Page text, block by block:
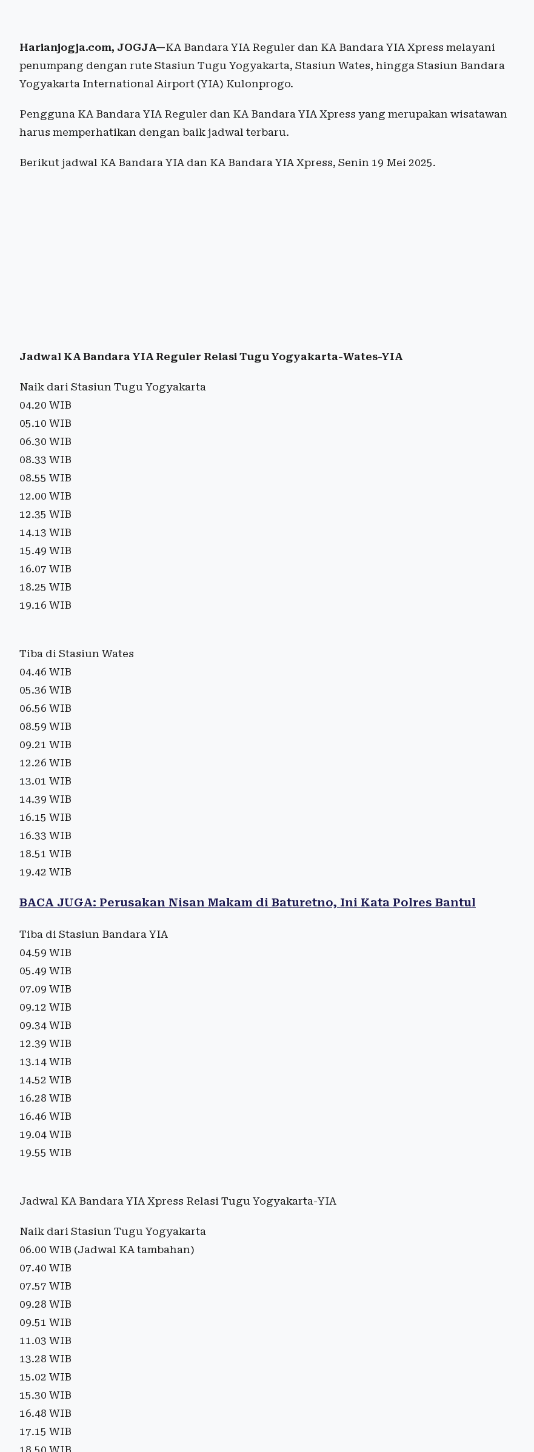
Harianjogja.com, JOGJA—KA Bandara YIA Reguler dan KA Bandara YIA Xpress melayani
penumpang dengan rute Stasiun Tugu Yogyakarta, Stasiun Wates, hingga Stasiun Bandara
Yogyakarta International Airport (YIA) Kulonprogo.
Pengguna KA Bandara YIA Reguler dan KA Bandara YIA Xpress yang merupakan wisatawan
harus memperhatikan dengan baik jadwal terbaru.
Berikut jadwal KA Bandara YIA dan KA Bandara YIA Xpress, Senin 19 Mei 2025.
Jadwal KA Bandara YIA Reguler Relasi Tugu Yogyakarta-Wates-YIA
Naik dari Stasiun Tugu Yogyakarta
04.20 WIB
05.10 WIB
06.30 WIB
08.33 WIB
08.55 WIB
12.00 WIB
12.35 WIB
14.13 WIB
15.49 WIB
16.07 WIB
18.25 WIB
19.16 WIB
Tiba di Stasiun Wates
04.46 WIB
05.36 WIB
06.56 WIB
08.59 WIB
09.21 WIB
12.26 WIB
13.01 WIB
14.39 WIB
16.15 WIB
16.33 WIB
18.51 WIB
19.42 WIB
BACA JUGA: Perusakan Nisan Makam di Baturetno, Ini Kata Polres Bantul
Tiba di Stasiun Bandara YIA
04.59 WIB
05.49 WIB
07.09 WIB
09.12 WIB
09.34 WIB
12.39 WIB
13.14 WIB
14.52 WIB
16.28 WIB
16.46 WIB
19.04 WIB
19.55 WIB
Jadwal KA Bandara YIA Xpress Relasi Tugu Yogyakarta-YIA
Naik dari Stasiun Tugu Yogyakarta
06.00 WIB (Jadwal KA tambahan)
07.40 WIB
07.57 WIB
09.28 WIB
09.51 WIB
11.03 WIB
13.28 WIB
15.02 WIB
15.30 WIB
16.48 WIB
17.15 WIB
18.50 WIB